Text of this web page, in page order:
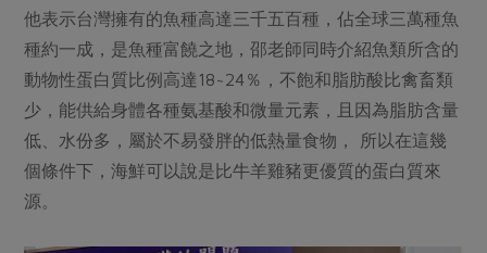
他表示台灣擁有的魚種高達三千五百種，佔全球三萬種魚
種約一成，是魚種富饒之地，邵老師同時介紹魚類所含的
動物性蛋白質比例高達18~24％，不飽和脂肪酸比禽畜類
少，能供給身體各種氨基酸和微量元素，且因為脂肪含量
低、水份多，屬於不易發胖的低熱量食物， 所以在這幾
個條件下，海鮮可以說是比牛羊雞豬更優質的蛋白質來
源。